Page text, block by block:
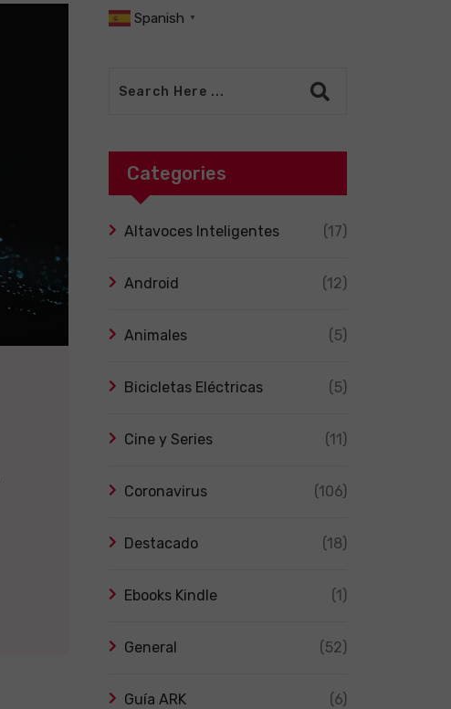
Spanish ▼
Categories
Altavoces Inteligentes (17)
Android (12)
Animales (5)
Bicicletas Eléctricas (5)
Cine y Series (11)
Coronavirus (106)
Destacado (18)
Ebooks Kindle (1)
General (52)
Guía ARK (6)